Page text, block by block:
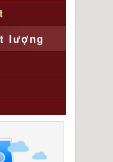
lượng